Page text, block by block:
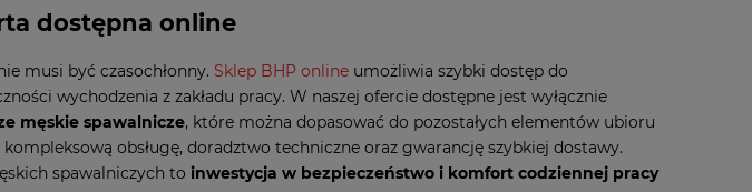
dostępna online
musi być czasochłonny. Sklep BHP online umożliwia szybki dostęp do
wychodzenia z zakładu pracy. W naszej ofercie dostępne jest wyłącznie
męskie spawalnicze, które można dopasować do pozostałych elementów ubioru
obsługę, doradztwo techniczne oraz gwarancję szybkiej dostawy.
spawalniczych to inwestycja w bezpieczeństwo i komfort codziennej pracy